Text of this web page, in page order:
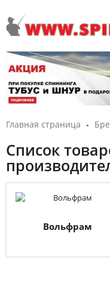
Главная страница
Список
Вольфрам